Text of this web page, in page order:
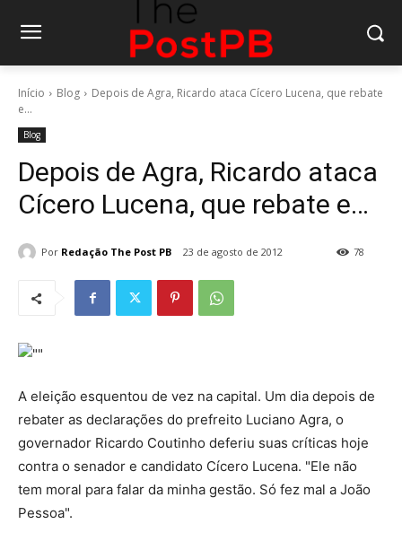
Início Blog
Depois de Agra, Ricardo ataca Cícero Lucena, que rebate
e...
Blog
Depois de Agra, Ricardo ataca
Cícero Lucena, que rebate e…
Por Redação The Post PB 23 de agosto de 2012 78
A eleição esquentou de vez na capital. Um dia depois de
rebater as declarações do prefreito Luciano Agra, o
governador Ricardo Coutinho deferiu suas críticas hoje
contra o senador e candidato Cícero Lucena. "Ele não
tem moral para falar da minha gestão. Só fez mal a João
Pessoa".